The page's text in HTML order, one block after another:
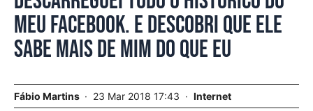
meu Facebook. E descobri que ele
sabe mais de mim do que eu
Fábio Martins 23 Mar 2018 17:43 Internet